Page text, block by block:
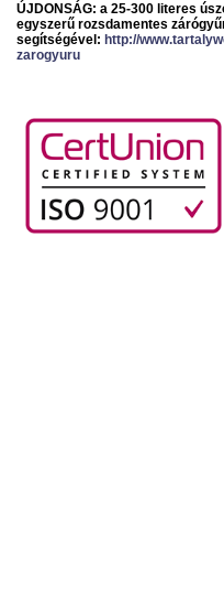
ÚJDONSÁG: a 25-300 literes
egyszerű rozsdamentes
segítségével: http://
zarogyuru